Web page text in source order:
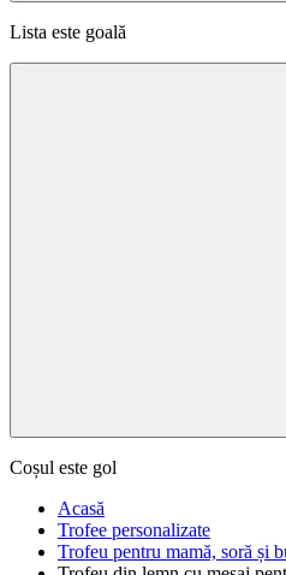
Lista este goală
Coșul este gol
Acasă
Trofee personalizate
Trofeu pentru mamă, soră și